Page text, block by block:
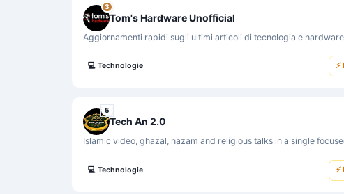
3
Tom's Hardware Unofficial
Aggiornamenti rapidi sugli ultimi articoli di tecnologia e
💻 Technologie
5
Tech An 2.0
Islamic video, ghazal, nazam and religious talks in a single
💻 Technologie